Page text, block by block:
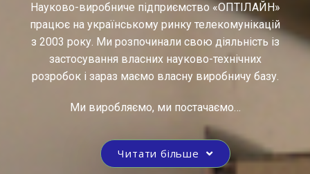
Науково-виробниче підприємство «ОПТІЛАЙН»
працює на українському ринку телекомунікацій
з 2003 року. Ми розпочинали свою діяльність із
застосування власних науково-технічних
розробок і зараз маємо власну виробничу базу.
Ми виробляємо, ми постачаємо…
Читати більше